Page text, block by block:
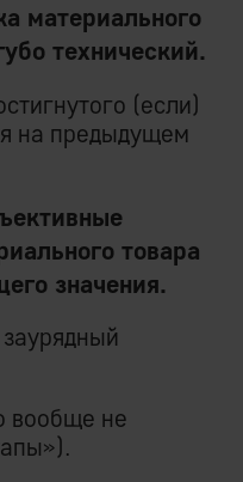
материального
технический.
(если)
на предыдущем
товара
значения.
вообще не